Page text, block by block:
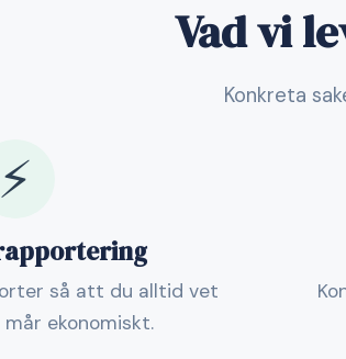
Vad vi
Konkreta
⚡
så att du alltid vet
ekonomiskt.